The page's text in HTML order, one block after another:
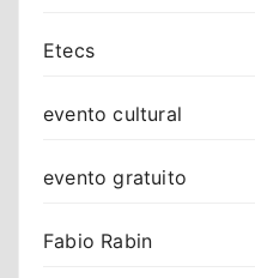
Etecs
evento cultural
evento gratuito
Fabio Rabin